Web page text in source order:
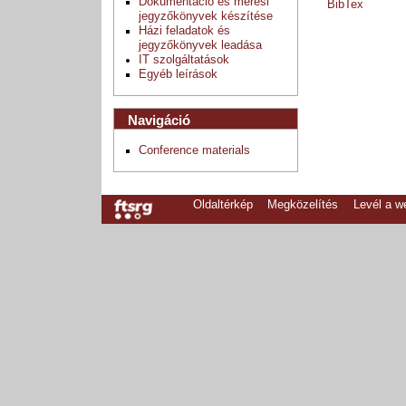
BibTex
jegyzőkönyvek készítése
Házi feladatok és
jegyzőkönyvek leadása
IT szolgáltatások
Egyéb leírások
Navigáció
Conference materials
Oldaltérkép Megközelítés Levél a